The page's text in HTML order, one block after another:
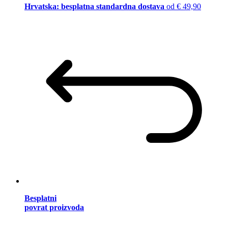
Hrvatska: besplatna standardna dostava od € 49,90
Besplatni
povrat proizvoda